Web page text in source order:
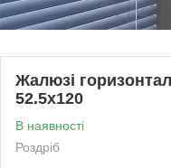
Жалюзі
52.5x120
В наявності
Роздріб